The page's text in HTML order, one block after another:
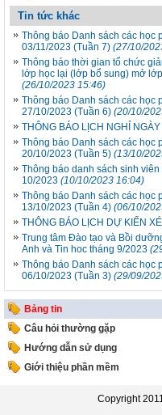
Tin tức khác
Thông báo Danh sách các học
03/11/2023 (Tuần 7) (27/10/
Thông báo thời gian tổ chức
lớp học lại (lớp bổ sung) mở
(26/10/2023 15:46)
Thông báo Danh sách các học
27/10/2023 (Tuần 6) (20/10/
THÔNG BÁO LỊCH NGHỈ
Thông báo Danh sách các học
20/10/2023 (Tuần 5) (13/10/
Thông báo danh sách sinh
10/2023 (10/10/2023 16:04)
Thông báo Danh sách các học
13/10/2023 (Tuần 4) (06/10/
THÔNG BÁO LỊCH DỰ KIẾN
Trung tâm Đào tạo và Bồi
Anh và Tin hoc tháng 9/2023
Thông báo Danh sách các học
06/10/2023 (Tuần 3) (29/09/
Bảng tin
Câu hỏi thường gặp
Hướng dẫn sử dụng
Giới thiệu phần mềm
Copyright